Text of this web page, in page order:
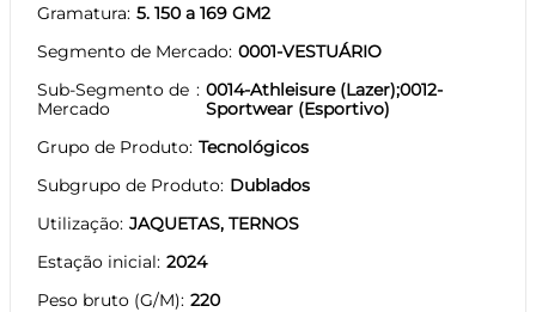
Gramatura 5. 150 a 169 GM2
Segmento de Mercado 0001-VESTUÁRIO
Sub-Segmento de
Mercado
0014-Athleisure (Lazer);0012-
Sportwear (Esportivo)
Grupo de Produto Tecnológicos
Subgrupo de Produto Dublados
Utilização JAQUETAS, TERNOS
Estação inicial 2024
Peso bruto (G/M) 220